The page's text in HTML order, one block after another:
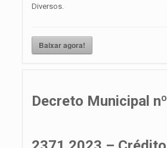
Diversos.
Baixar agora!
Decreto Municipal nº